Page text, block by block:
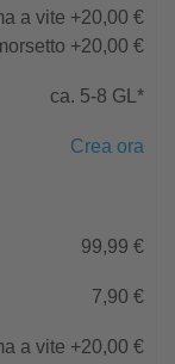
a vite +20,00 €
+20,00 €
ca. 5-8 GL*
Crea ora
99,99 €
7,90 €
a vite +20,00 €